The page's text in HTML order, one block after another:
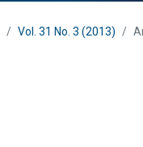
Vol. 31 No. 3 (2013)